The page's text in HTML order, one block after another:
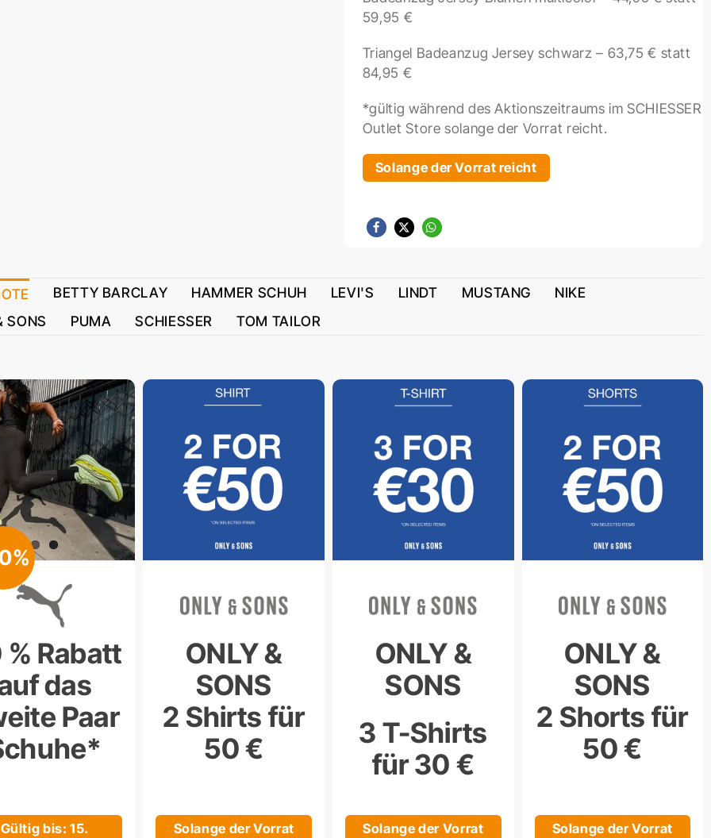
59,95 €
Triangel Badeanzug Jersey schwarz – 63,75 € statt
84,95 €
*gültig während des Aktionszeitraums im SCHIESSER
Outlet Store solange der Vorrat reicht.
Solange der Vorrat reicht
BETTY BARCLAY HAMMER SCHUH LEVI'S LINDT MUSTANG
NIKE
SONS
PUMA SCHIESSER TOM TAILOR
% Rabatt
das
Paar
Gültig bis: 15.
ONLY &
SONS
2 Shirts für
50 €
Solange der Vorrat
ONLY &
SONS
3 T-Shirts
für 30 €
Solange der Vorrat
ONLY &
SONS
2 Shorts für
50 €
Solange der Vorrat